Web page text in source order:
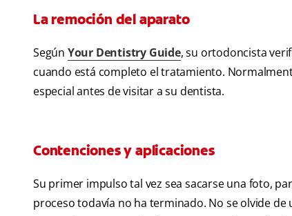
La remoción del aparato
Según Your Dentistry Guide, su ortodoncista
cuando está completo el tratamiento.
especial antes de visitar a su dentista.
Contenciones y aplicaciones
Su primer impulso tal vez sea sacarse una foto,
proceso todavía no ha terminado. No se olvide